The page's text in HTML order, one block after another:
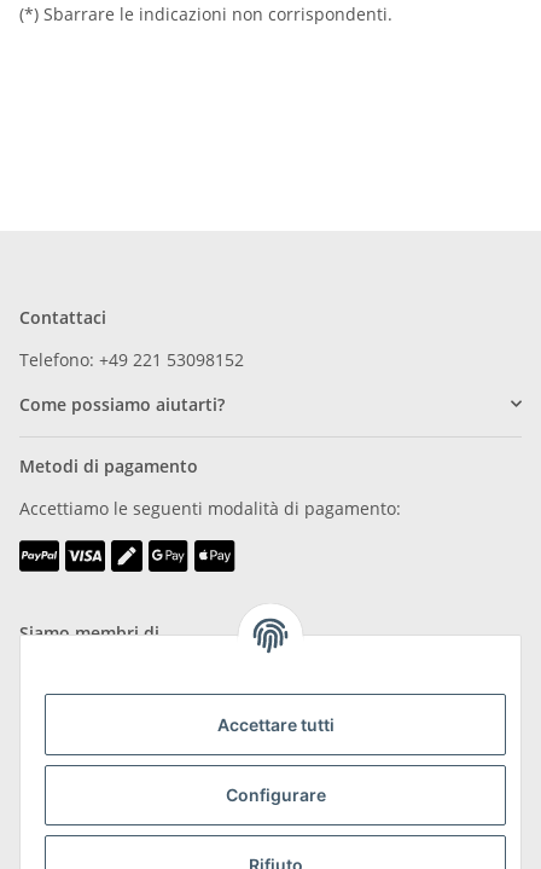
Accettare tutti
Configurare
(*) Sbarrare le indicazioni non corrispondenti.
Contattaci
Telefono: +49 221 53098152
Come possiamo aiutarti?
Metodi di pagamento
Accettiamo le seguenti modalità di pagamento:
Siamo membri di
Maggiori informazioni su spedizioni e resi